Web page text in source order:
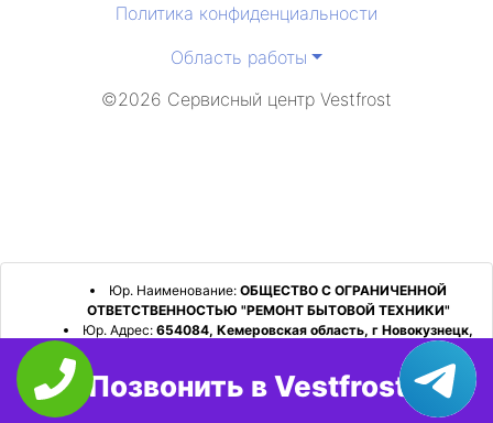
Политика конфиденциальности
Область работы
©2026 Сервисный центр Vestfrost
Юр. Наименование: ОБЩЕСТВО С ОГРАНИЧЕННОЙ
ОТВЕТСТВЕННОСТЬЮ "РЕМОНТ БЫТОВОЙ ТЕХНИКИ"
Юр. Адрес: 654084, Кемеровская область, г Новокузнецк,
р-н Орджоникидзевский, пр-кт Шахтеров, д. 31, кв. 2
ИНН:4253052180 ОГРН:1224200006128
Позвонить в Vestfrost